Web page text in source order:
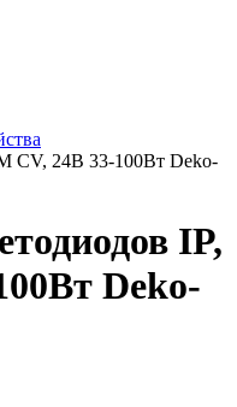
CV, 24В 33-100Вт Deko-
IP,
Deko-